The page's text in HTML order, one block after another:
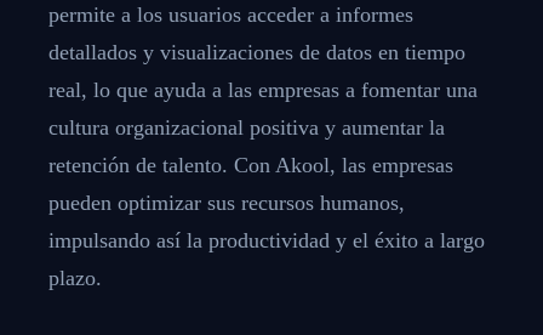
permite a los usuarios acceder a informes
detallados y visualizaciones de datos en tiempo
real, lo que ayuda a las empresas a fomentar una
cultura organizacional positiva y aumentar la
retención de talento. Con Akool, las empresas
pueden optimizar sus recursos humanos,
impulsando así la productividad y el éxito a largo
plazo.